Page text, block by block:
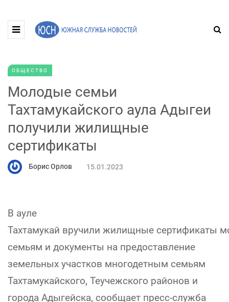
ОБЩЕСТВО
Молодые семьи
Тахтамукайского аула Адыгеи
получили жилищные
сертификаты
Борис Орлов 15.01.2023
В ауле
Тахтамукай вручили жилищные сертификаты
семьям и документы на предоставление
земельных участков многодетным семьям
Тахтамукайского, Теучежского районов и
города Адыгейска, сообщает пресс-служба